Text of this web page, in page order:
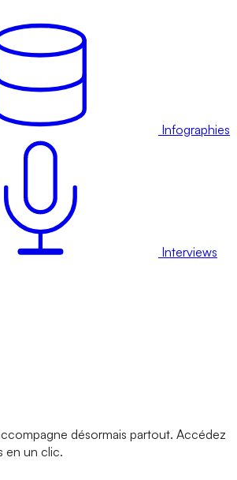
Infographies
Interviews
désormais partout. Accédez
en un clic.